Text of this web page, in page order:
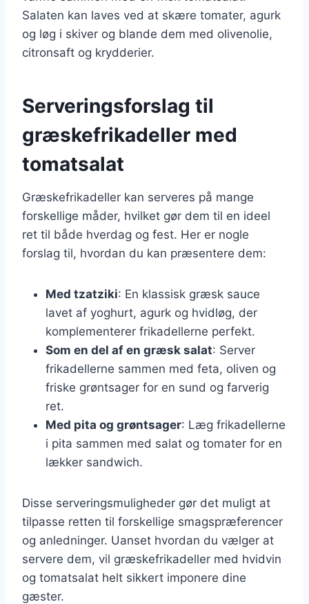
Salaten kan laves ved at skære tomater, agurk
og løg i skiver og blande dem med olivenolie,
citronsaft og krydderier.
Serveringsforslag til
græskefrikadeller med
tomatsalat
Græskefrikadeller kan serveres på mange
forskellige måder, hvilket gør dem til en ideel
ret til både hverdag og fest. Her er nogle
forslag til, hvordan du kan præsentere dem:
Med tzatziki: En klassisk græsk sauce
lavet af yoghurt, agurk og hvidløg, der
komplementerer frikadellerne perfekt.
Som en del af en græsk salat: Server
frikadellerne sammen med feta, oliven og
friske grøntsager for en sund og farverig
ret.
Med pita og grøntsager: Læg frikadellerne
i pita sammen med salat og tomater for en
lækker sandwich.
Disse serveringsmuligheder gør det muligt at
tilpasse retten til forskellige smagspræferencer
og anledninger. Uanset hvordan du vælger at
servere dem, vil græskefrikadeller med hvidvin
og tomatsalat helt sikkert imponere dine
gæster.